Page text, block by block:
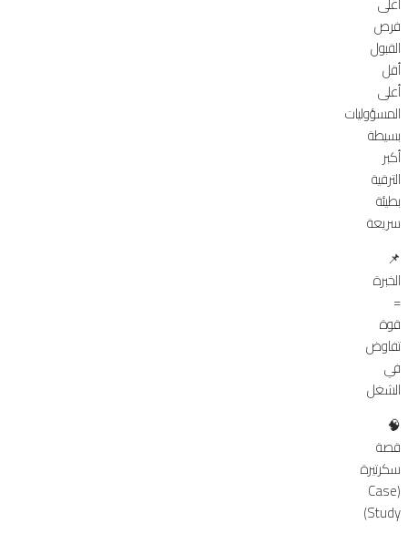
فرص
القبول
أقل
أعلى
المسؤوليات
بسيطة
أكبر
الترقية
بطيئة
سريعة
📌
الخبرة
=
قوة
تفاوض
في
الشغل
🧠
قصة
سكرتيرة
(Case
Study)